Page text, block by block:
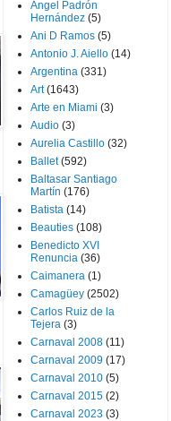
Angel Padrón
Hernández (5)
Ani D Ramos (5)
Antonio J. Aiello (14)
Argentina (331)
Art (1643)
Arte en Miami (3)
Audio (3)
Aurelia Castillo (32)
Ballet (592)
Baltasar Santiago
Martín (176)
Batista (14)
Beauties (108)
Benedicto XVI
Renuncia (36)
Caimanera (1)
Camagüey (2502)
Carlos Ruiz de la
Tejera (3)
Carnaval 2008 (11)
Carnaval 2009 (17)
Carnaval 2010 (5)
Carnaval 2015 (2)
Carnaval 2023 (3)